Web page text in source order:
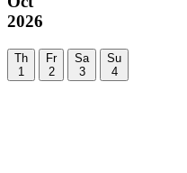
2026
Th
1
Fr
2
Sa
3
Su
4